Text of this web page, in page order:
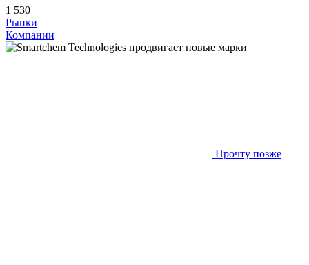
1 530
Рынки
Компании
Прочту позже